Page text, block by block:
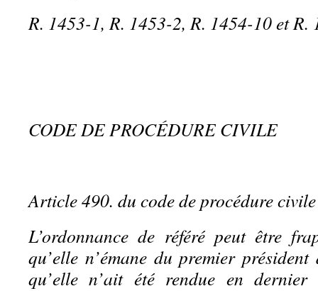
R. 1453-1, R. 1453-2, R. 1454-10 et
CODE DE PROCÉDURE CIVILE
Article 490. du code de procédure civile
L’ordonnance de référé peut être
qu’elle n’émane du premier
qu’elle n’ait été rendue en